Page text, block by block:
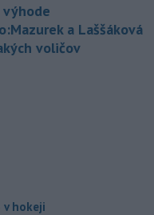
výhode
a Laššáková
voličov
v hokeji